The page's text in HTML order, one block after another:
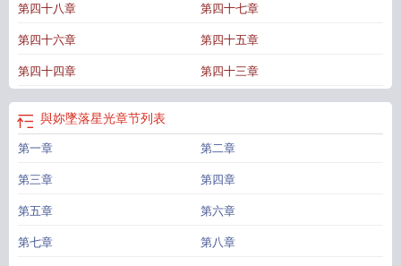
第四十八章 第四十七章
第四十六章 第四十五章
第四十四章 第四十三章
與妳墜落星光章节列表
第一章 第二章
第三章 第四章
第五章 第六章
第七章 第八章